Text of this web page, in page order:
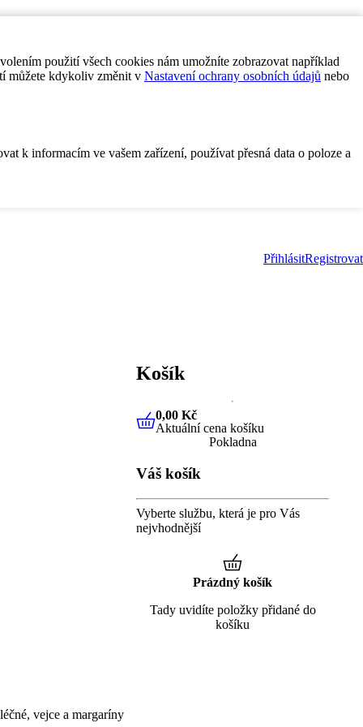
použití všech cookies nám umožníte zobrazovat například
můžete kdykoliv změnit v Nastavení ochrany osobních údajů nebo
k informacím ve vašem zařízení, používat přesná data o poloze a
PřihlásitRegistrovat
vejce a margaríny
Košík
0,00 KčAktuální cena košíku
0,00 Kč
Aktuální cena košíku
Pokladna
Váš košík
Vyberte službu, která je pro Vás
nejvhodnější
Prázdný košík
Tady uvidíte položky přidané do
košíku